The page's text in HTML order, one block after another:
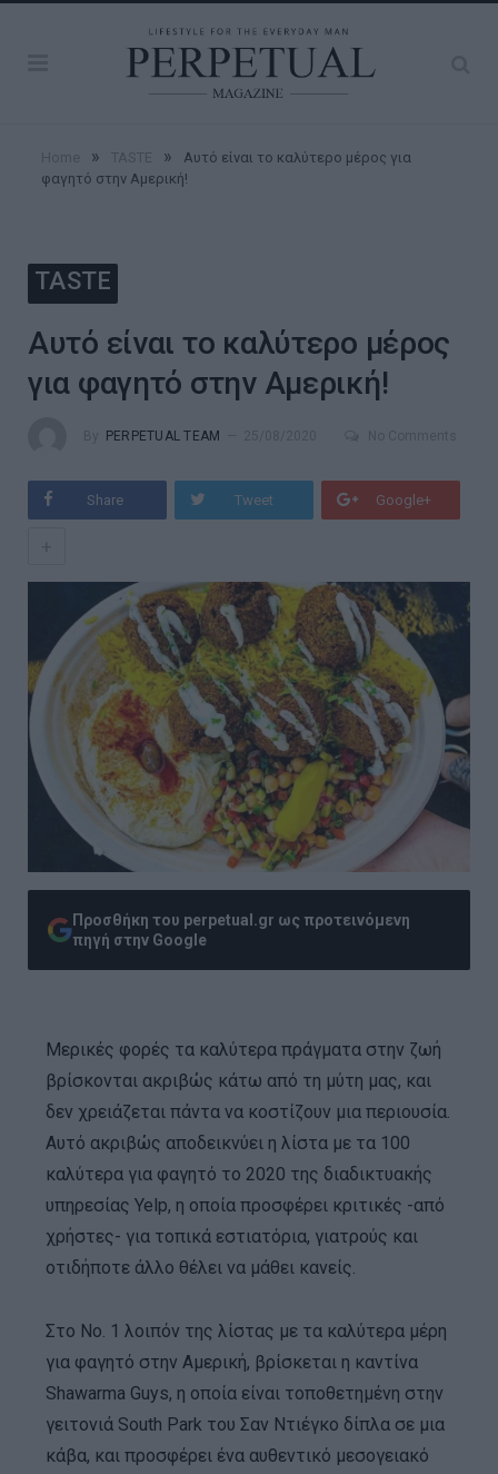
» »
Αυτό είναι το καλύτερο μέρος για
φαγητό στην Αμερική!
TASTE
Αυτό είναι το καλύτερο μέρος
για φαγητό στην Αμερική!
PERPETUAL TEAM
Share Tweet Google+
Προσθήκη του perpetual.gr ως προτεινόμενη
πηγή στην Google
Μερικές φορές τα καλύτερα πράγματα στην ζωή
βρίσκονται ακριβώς κάτω από τη μύτη μας, και
δεν χρειάζεται πάντα να κοστίζουν μια περιουσία.
Αυτό ακριβώς αποδεικνύει η λίστα με τα 100
καλύτερα για φαγητό το 2020 της διαδικτυακής
υπηρεσίας Yelp, η οποία προσφέρει κριτικές -από
χρήστες- για τοπικά εστιατόρια, γιατρούς και
οτιδήποτε άλλο θέλει να μάθει κανείς.
Στο Νο. 1 λοιπόν της λίστας με τα καλύτερα μέρη
για φαγητό στην Αμερική, βρίσκεται η καντίνα
Shawarma Guys, η οποία είναι τοποθετημένη στην
γειτονιά South Park του Σαν Ντιέγκο δίπλα σε μια
κάβα, και προσφέρει ένα αυθεντικό μεσογειακό